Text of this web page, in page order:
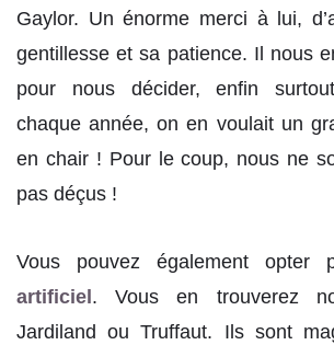
Gaylor. Un énorme merci à lui,
gentillesse et sa patience. Il nous
pour nous décider, enfin
chaque année, on en voulait un
en chair ! Pour le coup, nous ne
pas déçus !
Vous pouvez également opter
artificiel. Vous en trouverez
Jardiland ou Truffaut. Ils sont